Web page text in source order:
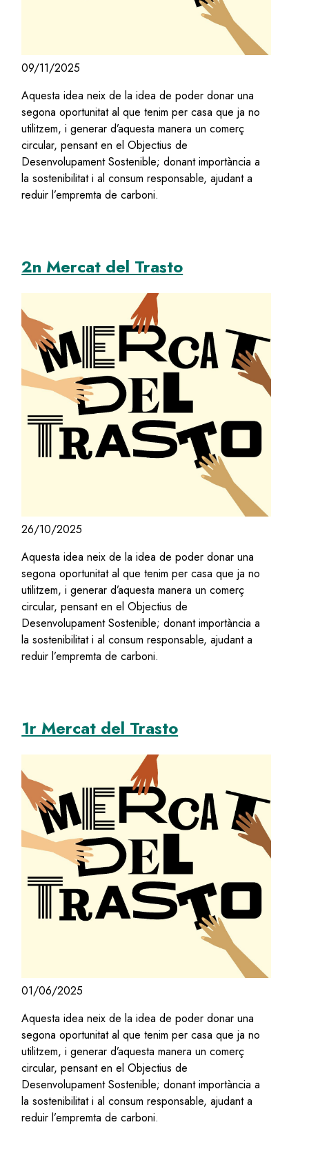
09/11/2025
Aquesta idea neix de la idea de poder donar una
segona oportunitat al que tenim per casa que ja no
utilitzem, i generar d’aquesta manera un comerç
circular, pensant en el Objectius de
Desenvolupament Sostenible; donant importància a
la sostenibilitat i al consum responsable, ajudant a
reduir l’empremta de carboni.
2n Mercat del Trasto
26/10/2025
Aquesta idea neix de la idea de poder donar una
segona oportunitat al que tenim per casa que ja no
utilitzem, i generar d’aquesta manera un comerç
circular, pensant en el Objectius de
Desenvolupament Sostenible; donant importància a
la sostenibilitat i al consum responsable, ajudant a
reduir l’empremta de carboni.
1r Mercat del Trasto
01/06/2025
Aquesta idea neix de la idea de poder donar una
segona oportunitat al que tenim per casa que ja no
utilitzem, i generar d’aquesta manera un comerç
circular, pensant en el Objectius de
Desenvolupament Sostenible; donant importància a
la sostenibilitat i al consum responsable, ajudant a
reduir l’empremta de carboni.